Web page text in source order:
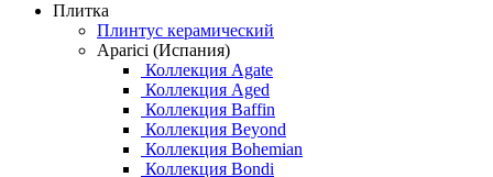
Плитка
Плинтус керамический
Aparici (Испания)
Коллекция Agate
Коллекция Aged
Коллекция Baffin
Коллекция Beyond
Коллекция Bohemian
Коллекция Bondi